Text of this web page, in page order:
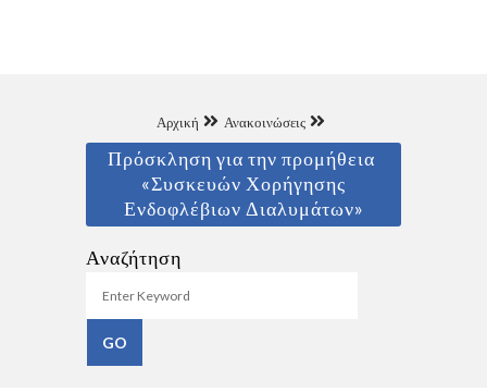
Αρχική Ανακοινώσεις
Πρόσκληση για την προμήθεια
«Συσκευών Χορήγησης
Ενδοφλέβιων Διαλυμάτων»
Αναζήτηση